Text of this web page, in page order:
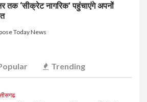
तक ‘सीक्रेट नागरिक’ पहुंचाएंगे अपनों
Today News
Trending